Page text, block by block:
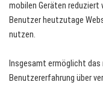
mobilen Geräten reduziert
Benutzer heutzutage
nutzen.
Insgesamt ermöglicht
Benutzererfahrung über